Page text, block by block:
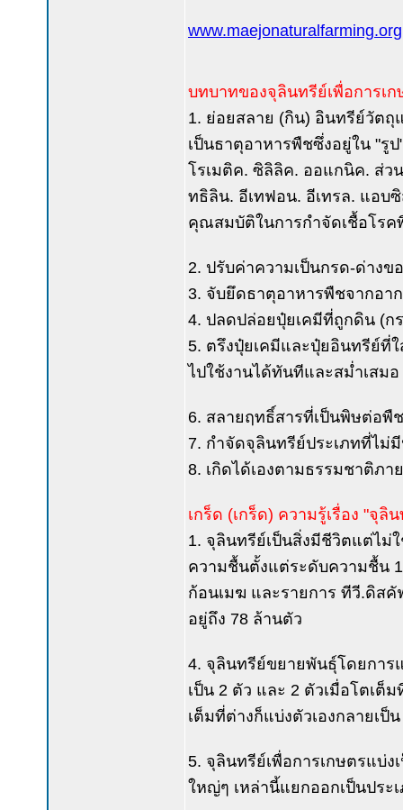
www.maejonaturalfarming.org
บทบาทของจุลินทรีย์เพื่อการเก
1. ย่อยสลาย (กิน) อินทรีย์วัต
เป็นธาตุอาหารพืชซึ่งอยู่ใน "
โรเมติค. ซิลิลิค. ออแกนิค. ส่ว
ทธิลิน. อีเทฟอน. อีเทรล. แอบซิ
คุณสมบัติในการกำจัดเชื้อโรค
2. ปรับค่าความเป็นกรด-ด่างข
3. จับยึดธาตุอาหารพืชจากอา
4. ปลดปล่อยปุ๋ยเคมีที่ถูกดิน (ก
5. ตรึงปุ๋ยเคมีและปุ๋ยอินทรีย์ที่
ไปใช้งานได้ทันทีและสม่ำเสมอ
6. สลายฤทธิ์สารที่เป็นพิษต่อพื
7. กำจัดจุลินทรีย์ประเภทที่ไม่
8. เกิดได้เองตามธรรมชาติภ
เกร็ด (เกร็ด) ความรู้เรื่อง "จุลิ
1. จุลินทรีย์เป็นสิ่งมีชีวิตแต่ไม่
ความชื้นตั้งแต่ระดับความชื้น
ก้อนเมฆ และรายการ ทีวี.ดิส
อยู่ถึง 78 ล้านตัว
4. จุลินทรีย์ขยายพันธุ์โดยการ
เป็น 2 ตัว และ 2 ตัวเมื่อโตเต็
เต็มที่ต่างก็แบ่งตัวเองกลายเป็
5. จุลินทรีย์เพื่อการเกษตรแบ่
ใหญ่ๆ เหล่านี้แยกออกเป็นประ